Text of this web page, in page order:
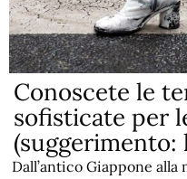
Conoscete le
sofisticate per
(suggerimento:
Dall’antico Giappone